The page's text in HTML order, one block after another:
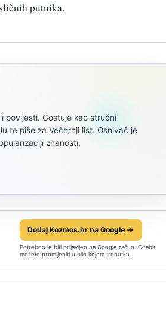
putnika.
povijesti. Gostuje kao stručni
te piše za Večernji list. Osnivač je
znanosti.
Dodaj Kozmos.hr na Google
Potrebno je biti prijavljen na Google račun. Odabir
možete promijeniti u bilo kojem trenutku.